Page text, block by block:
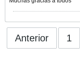
Anterior 1